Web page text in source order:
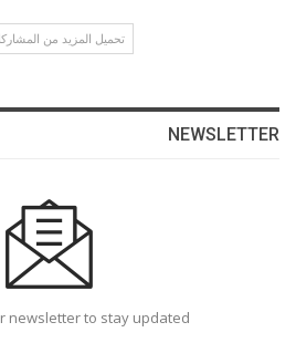
تحميل المزيد من
NEWSLETTER
newsletter to stay updated.